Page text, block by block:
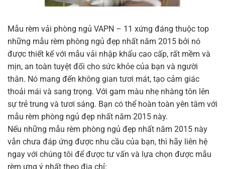
Mẫu rèm vải phòng ngủ VAPN – 11 xứng đáng thuộc top
những mẫu rèm phòng ngủ đẹp nhất năm 2015 bởi nó
được thiết kế với mẫu vải nhập khẩu cao cấp, rất mềm và
mịn, an toàn tuyệt đối cho sức khỏe của bạn và người
thân. Nó mang đến không gian tươi mát, tạo cảm giác
thoải mái và sang trọng. Với gam màu nhẹ nhàng tôn lên
sự trẻ trung và tươi sáng. Bạn có thể hoàn toàn yên tâm với
mẫu rèm phòng ngủ đẹp nhất năm 2015 này.
Nếu những mẫu rèm phòng ngủ đẹp nhất năm 2015 này
vẫn chưa đáp ứng được nhu cầu của bạn, thì hãy liên hệ
ngay với chúng tôi để được tư vấn và lựa chọn được mẫu
rèm ưng ý nhất theo địa chỉ: